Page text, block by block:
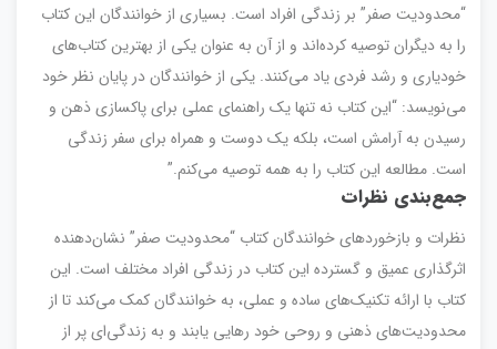
“محدودیت صفر” بر زندگی افراد است. بسیاری از خوانندگان این کتاب
را به دیگران توصیه کرده‌اند و از آن به عنوان یکی از بهترین کتاب‌های
خودیاری و رشد فردی یاد می‌کنند. یکی از خوانندگان در پایان نظر خود
می‌نویسد: “این کتاب نه تنها یک راهنمای عملی برای پاکسازی ذهن و
رسیدن به آرامش است، بلکه یک دوست و همراه برای سفر زندگی
است. مطالعه این کتاب را به همه توصیه می‌کنم.”
جمع‌بندی نظرات
نظرات و بازخوردهای خوانندگان کتاب “محدودیت صفر” نشان‌دهنده
اثرگذاری عمیق و گسترده این کتاب در زندگی افراد مختلف است. این
کتاب با ارائه تکنیک‌های ساده و عملی، به خوانندگان کمک می‌کند تا از
محدودیت‌های ذهنی و روحی خود رهایی یابند و به زندگی‌ای پر از